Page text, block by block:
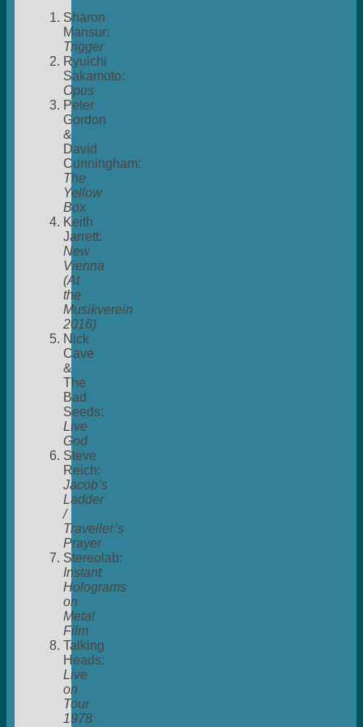
Sharon
Mansur:
Trigger
Ryuichi
Sakamoto:
Opus
Peter
Gordon
&
David
Cunningham:
The
Yellow
Box
Keith
Jarrett:
New
Vienna
(At
the
Musikverein
2016)
Nick
Cave
&
The
Bad
Seeds:
Live
God
Steve
Reich:
Jacob’s
Ladder
/
Traveller’s
Prayer
Stereolab:
Instant
Holograms
on
Metal
Film
Talking
Heads:
Live
on
Tour
1978